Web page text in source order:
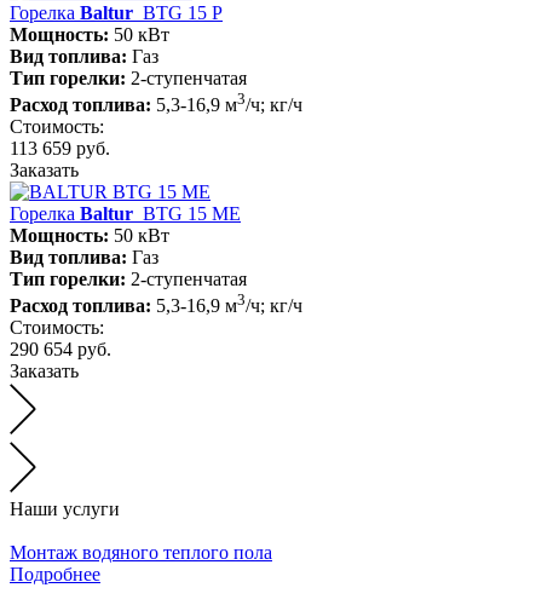
Горелка Baltur BTG 15 P
Мощность: 50 кВт
Вид топлива: Газ
Тип горелки: 2-ступенчатая
Расход топлива: 5,3-16,9 м3/ч; кг/ч
Стоимость:
113 659 руб.
Заказать
Горелка Baltur BTG 15 ME
Мощность: 50 кВт
Вид топлива: Газ
Тип горелки: 2-ступенчатая
Расход топлива: 5,3-16,9 м3/ч; кг/ч
Стоимость:
290 654 руб.
Заказать
Наши услуги
Монтаж водяного теплого пола
Подробнее